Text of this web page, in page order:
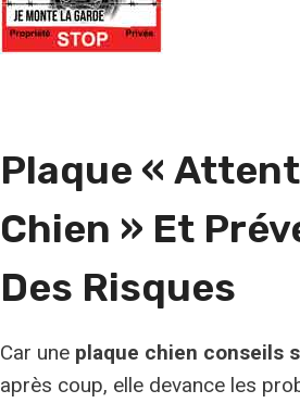
Plaque «
Chien » Et
Des Risques
Car une plaque chien conseils
après coup, elle devance les